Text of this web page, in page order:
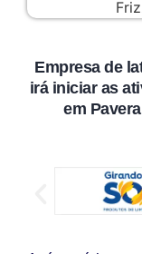
Empresa de
irá iniciar as
em